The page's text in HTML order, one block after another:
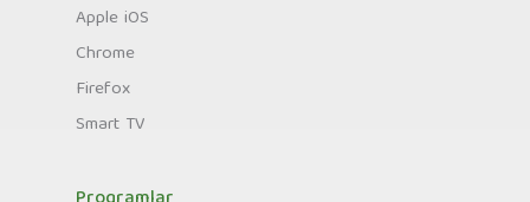
Apple iOS
Chrome
Firefox
Smart TV